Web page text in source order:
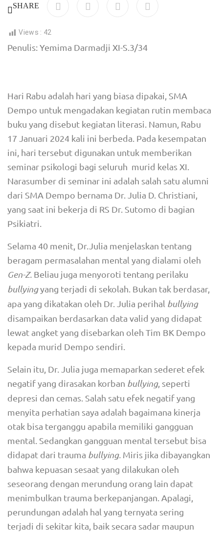
SHARE
Views : 42
Penulis: Yemima Darmadji XI-S.3/34
Hari Rabu adalah hari yang biasa dipakai, SMA
Dempo untuk mengadakan kegiatan rutin membaca
buku yang disebut kegiatan literasi. Namun, Rabu
17 Januari 2024 kali ini berbeda. Pada kesempatan
ini, hari tersebut digunakan untuk memberikan
seminar psikologi bagi seluruh murid kelas XI.
Narasumber di seminar ini adalah salah satu alumni
dari SMA Dempo bernama Dr. Julia D. Christiani,
yang saat ini bekerja di RS Dr. Sutomo di bagian
Psikiatri.
Selama 40 menit, Dr.Julia menjelaskan tentang
beragam permasalahan mental yang dialami oleh
Gen-Z. Beliau juga menyoroti tentang perilaku
bullyingyang terjadi di sekolah. Bukan tak berdasar,
apa yang dikatakan oleh Dr. Julia perihal bullying
disampaikan berdasarkan data valid yang didapat
lewat angket yang disebarkan oleh Tim BK Dempo
kepada murid Dempo sendiri.
Selain itu, Dr. Julia juga memaparkan sederet efek
negatif yang dirasakan korban bullying, seperti
depresi dan cemas. Salah satu efek negatif yang
menyita perhatian saya adalah bagaimana kinerja
otak bisa terganggu apabila memiliki gangguan
mental. Sedangkan gangguan mental tersebut bisa
didapat dari trauma bullying. Miris jika dibayangkan
bahwa kepuasan sesaat yang dilakukan oleh
seseorang dengan merundung orang lain dapat
menimbulkan trauma berkepanjangan. Apalagi,
perundungan adalah hal yang ternyata sering
terjadi di sekitar kita, baik secara sadar maupun